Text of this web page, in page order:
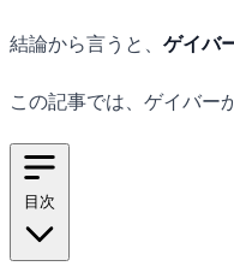
結論から言うと、 ゲイバ
この記事では、ゲイバー
目次